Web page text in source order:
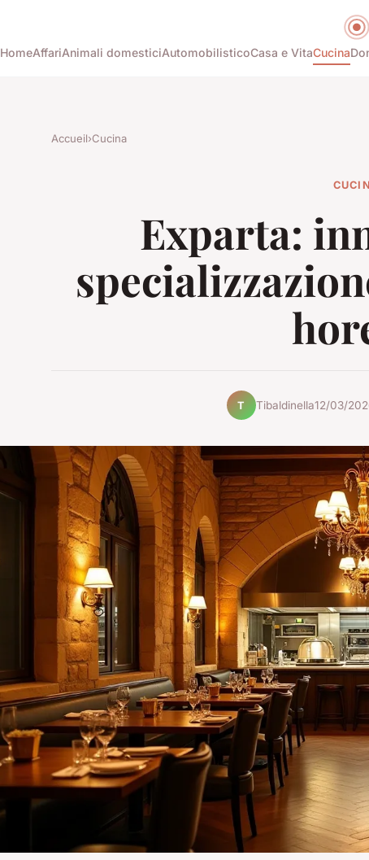
HomeAffariAnimali domesticiAutomobilisticoCasa e VitaCucina
Accueil›Cucina
Exparta:
T Tibaldinella12/03/